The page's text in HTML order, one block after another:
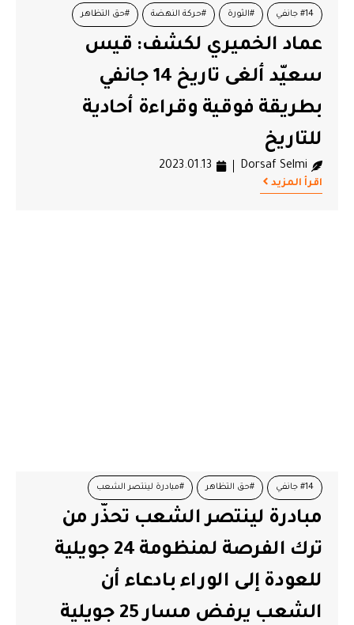
#14 جانفي #الثورة #حركة النهضة #حق التظاهر
#عماد الخميري #قيس سعيد #كشف مباشر
عماد الخميري لكشف: قيس
سعيّد ألغى تاريخ 14 جانفي
بطريقة فوقية وقراءة أحادية
للتاريخ
Dorsaf Selmi
2023.01.13
اقرأ المزيد
#14 جانفي #حق التظاهر #مبادرة لينتصر الشعب
#مسار 25 جويلية #منظومة 24 جويلية
مبادرة لينتصر الشعب تحذّر من
ترك الفرصة لمنظومة 24 جويلية
للعودة إلى الوراء بادعاء أن
الشعب يرفض مسار 25 جويلية